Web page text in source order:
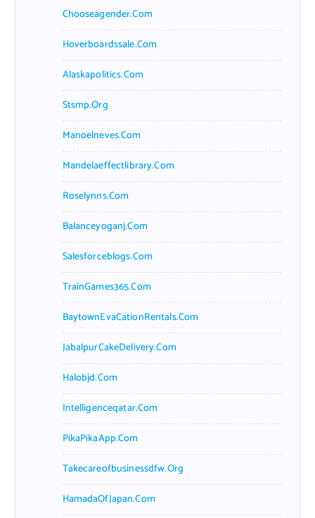
Chooseagender.com
Hoverboardssale.com
Alaskapolitics.com
Stsmp.org
Manoelneves.com
Mandelaeffectlibrary.com
Roselynns.com
Balanceyoganj.com
Salesforceblogs.com
TrainGames365.com
BaytownEvaCationRentals.com
JabalpurCakeDelivery.com
Halobjd.com
Intelligenceqatar.com
PikaPikaApp.com
Takecareofbusinessdfw.org
HamadaOfJapan.com